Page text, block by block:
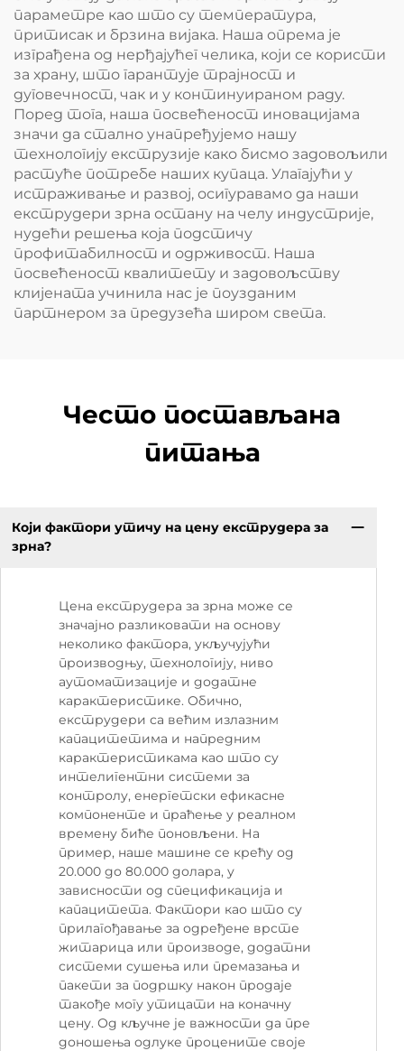
параметре као што су температура,
притисак и брзина вијака. Наша опрема је
изграђена од нерђајућег челика, који се користи
за храну, што гарантује трајност и
дуговечност, чак и у континуираном раду.
Поред тога, наша посвећеност иновацијама
значи да стално унапређујемо нашу
технологију екструзије како бисмо задовољили
растуће потребе наших купаца. Улагајући у
истраживање и развој, осигуравамо да наши
екструдери зрна остану на челу индустрије,
нудећи решења која подстичу
профитабилност и одрживост. Наша
посвећеност квалитету и задовољству
клијената учинила нас је поузданим
партнером за предузећа широм света.
Често постављана
питања
Који фактори утичу на цену екструдера за
зрна?
Цена екструдера за зрна може се
значајно разликовати на основу
неколико фактора, укључујући
производњу, технологију, ниво
аутоматизације и додатне
карактеристике. Обично,
екструдери са већим излазним
капацитетима и напредним
карактеристикама као што су
интелигентни системи за
контролу, енергетски ефикасне
компоненте и праћење у реалном
времену биће поновљени. На
пример, наше машине се крећу од
20.000 до 80.000 долара, у
зависности од спецификација и
капацитета. Фактори као што су
прилагођавање за одређене врсте
житарица или производе, додатни
системи сушења или премазања и
пакети за подршку након продаје
такође могу утицати на коначну
цену. Од кључне је важности да пре
доношења одлуке процените своје